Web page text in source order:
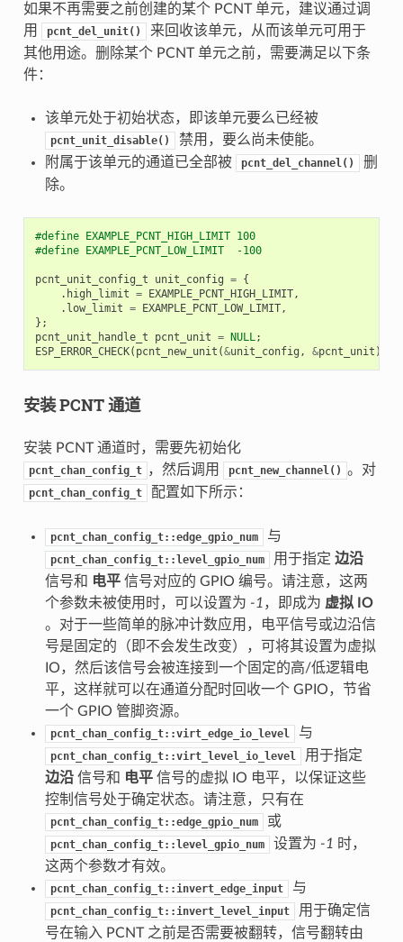
如果不再需要之前创建的某个 PCNT 单元，建议通过调
用
pcnt_del_unit()
来回收该单元，从而该单元可用于
其他用途。删除某个 PCNT 单元之前，需要满足以下条
件：
该单元处于初始状态，即该单元要么已经被
pcnt_unit_disable()
禁用，要么尚未使能。
附属于该单元的通道已全部被
pcnt_del_channel()
删
除。
#define EXAMPLE_PCNT_HIGH_LIMIT 100
#define EXAMPLE_PCNT_LOW_LIMIT  -100
pcnt_unit_config_t unit_config = {
. high_limit = EXAMPLE_PCNT_HIGH_LIMIT,
. low_limit = EXAMPLE_PCNT_LOW_LIMIT,
};
pcnt_unit_handle_t
pcnt_unit = NULL;
ESP_ERROR_CHECK( pcnt_new_unit (&unit_config , &pcnt_unit ));
安装 PCNT 通道
安装 PCNT 通道时，需要先初始化
pcnt_chan_config_t ，然后调用 pcnt_new_channel() 。对
pcnt_chan_config_t 配置如下所示：
pcnt_chan_config_t::edge_gpio_num 与
pcnt_chan_config_t::level_gpio_num 用于指定 边沿
信号和 电平信号对应的 GPIO 编号。请注意，这两
个参数未被使用时，可以设置为 -1 ，即成为 虚拟 IO
。对于一些简单的脉冲计数应用，电平信号或边沿信
号是固定的（即不会发生改变），可将其设置为虚拟
IO，然后该信号会被连接到一个固定的高/低逻辑电
平，这样就可以在通道分配时回收一个 GPIO，节省
一个 GPIO 管脚资源。
pcnt_chan_config_t::virt_edge_io_level 与
pcnt_chan_config_t::virt_level_io_level
用于指定
边沿信号和 电平信号的虚拟 IO 电平，以保证这些
控制信号处于确定状态。请注意，只有在
pcnt_chan_config_t::edge_gpio_num 或
pcnt_chan_config_t::level_gpio_num 设置为 -1 时，
这两个参数才有效。
pcnt_chan_config_t::invert_edge_input 与
pcnt_chan_config_t::invert_level_input
用于确定信
号在输入 PCNT 之前是否需要被翻转，信号翻转由